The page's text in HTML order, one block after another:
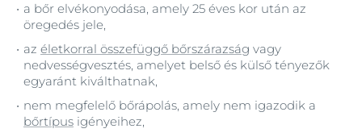
a bőr elvékonyodása, amely 25 éves kor után az
öregedés jele,
az életkorral összefüggő bőrszárazság vagy
nedvességvesztés, amelyet belső és külső tényezők
egyaránt kiválthatnak,
nem megfelelő bőrápolás, amely nem igazodik a
bőrtípus igényeihez,